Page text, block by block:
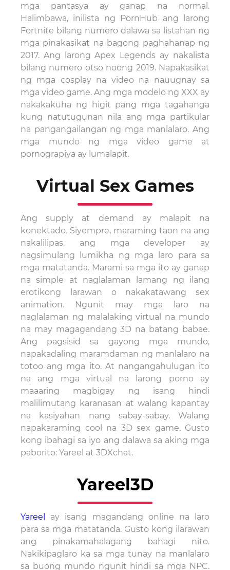
mga pantasya ay ganap na normal.
Halimbawa, inilista ng PornHub ang larong
Fortnite bilang numero dalawa sa listahan ng
mga pinakasikat na bagong paghahanap ng
2017. Ang larong Apex Legends ay nakalista
bilang numero otso noong 2019. Napakasikat
ng mga cosplay na video na nauugnay sa
mga video game. Ang mga modelo ng XXX ay
nakakakuha ng higit pang mga tagahanga
kung natutugunan nila ang mga partikular
na pangangailangan ng mga manlalaro. Ang
mga mundo ng mga video game at
pornograpiya ay lumalapit.
Virtual Sex Games
Ang supply at demand ay malapit na
konektado. Siyempre, maraming taon na ang
nakalilipas, ang mga developer ay
nagsimulang lumikha ng mga laro para sa
mga matatanda. Marami sa mga ito ay ganap
na simple at naglalaman lamang ng ilang
erotikong larawan o nakakatawang sex
animation. Ngunit may mga laro na
naglalaman ng malalaking virtual na mundo
na may magagandang 3D na batang babae.
Ang pagsisid sa gayong mga mundo,
napakadaling maramdaman ng manlalaro na
totoo ang mga ito. At nangangahulugan ito
na ang mga virtual na larong porno ay
maaaring magbigay ng isang hindi
malilimutang karanasan at walang kapantay
na kasiyahan nang sabay-sabay. Walang
napakaraming cool na 3D sex game. Gusto
kong ibahagi sa iyo ang dalawa sa aking mga
paborito: Yareel at 3DXchat.
Yareel3D
Yareel
ay isang magandang online na laro
para sa mga matatanda. Gusto kong ilarawan
ang pinakamahalagang bahagi nito.
Nakikipaglaro ka sa mga tunay na manlalaro
sa buong mundo ngunit hindi sa mga NPC.